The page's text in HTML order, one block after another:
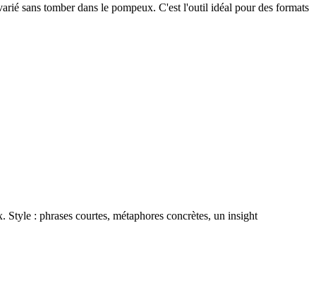
sans tomber dans le pompeux. C'est l'outil idéal pour des formats
: phrases courtes, métaphores concrètes, un insight